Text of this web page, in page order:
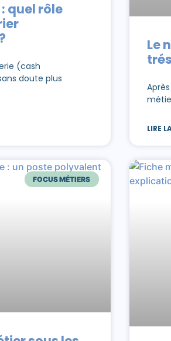
quel rôle
(cash
doute plus
Le
LIRE
FOCUS MÉTIERS